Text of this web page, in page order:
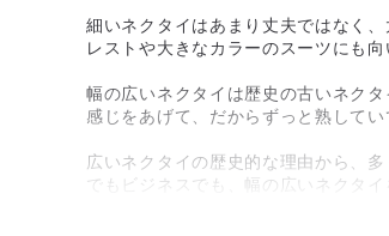
細いネクタイはあまり丈夫ではなく
レストや大きなカラーのスーツにも向
幅の広いネクタイは歴史の古いネク
感じをあげて、だからずっと熟して
広いネクタイの歴史的な理由から、
でもビジネスでも、幅の広いネクタ